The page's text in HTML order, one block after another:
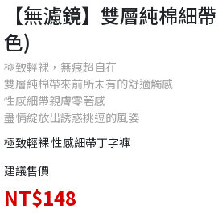
【無濾鏡】雙層純棉細
色)
極致輕裸，無痕超自在
雙層純棉帶來前所未有的舒適觸感
性感細帶親膚零著感
盡情綻放出誘惑挑逗的風姿
極致輕裸 性感細帶丁字褲
建議售價
NT$148